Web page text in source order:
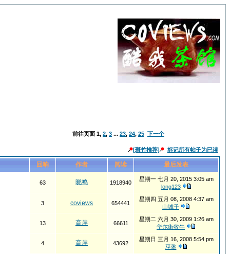
前往页面 1, 2, 3 ... 23, 24, 25 下一个
[斑竹推荐] 标记所有帖子为已读
回响 作者 阅读 最后发表
63 晓鸣 1918940
星期一 七月 20, 2015 3:05 am
long123
3 coviews 654441
星期四 五月 08, 2008 4:37 am
山城子
13 高岸 66611
星期二 六月 30, 2009 1:26 am
华尔街牧牛
4 高岸 43692
星期日 三月 16, 2008 5:54 pm
巫逖